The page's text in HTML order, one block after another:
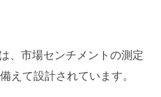
、市場センチメントの測定
えて設計されています。